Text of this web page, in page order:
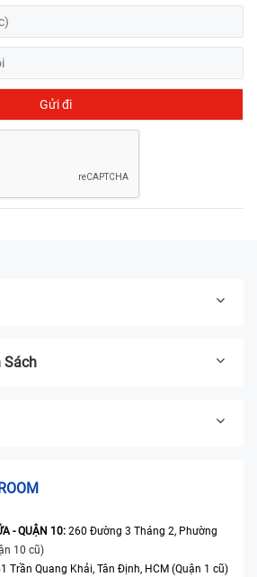
Sách
- QUẬN 10: 260 Đường 3 Tháng 2, Phường
10 cũ)
Trần Quang Khải, Tân Định, HCM (Quận 1 cũ)